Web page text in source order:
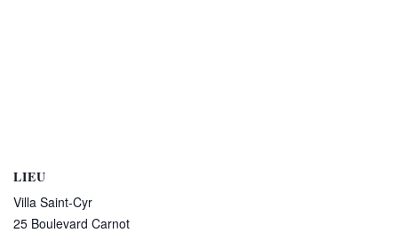
LIEU
Villa Saint-Cyr
25 Boulevard Carnot